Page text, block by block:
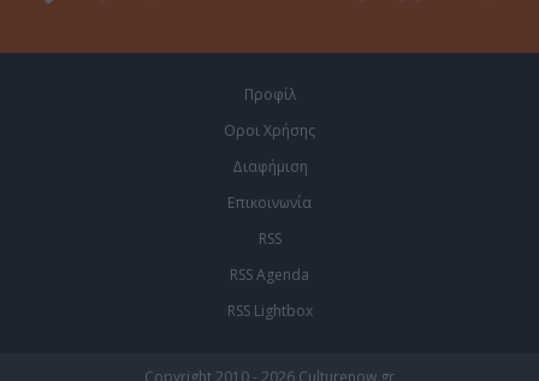
Προφίλ
Οροι Χρήσης
Διαφήμιση
Επικοινωνία
RSS
RSS Agenda
RSS Lightbox
Copyright 2010 - 2026 Culturenow.gr